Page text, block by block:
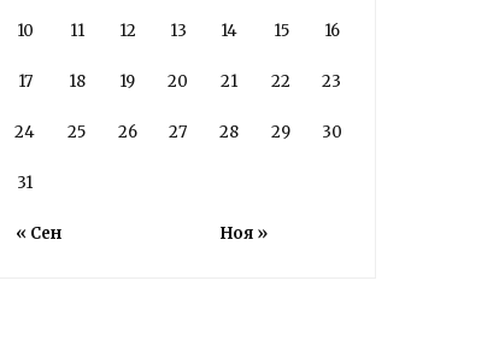
« Сен Ноя »
10 11 12 13 14 15 16
17 18 19 20 21 22 23
24 25 26 27 28 29 30
31